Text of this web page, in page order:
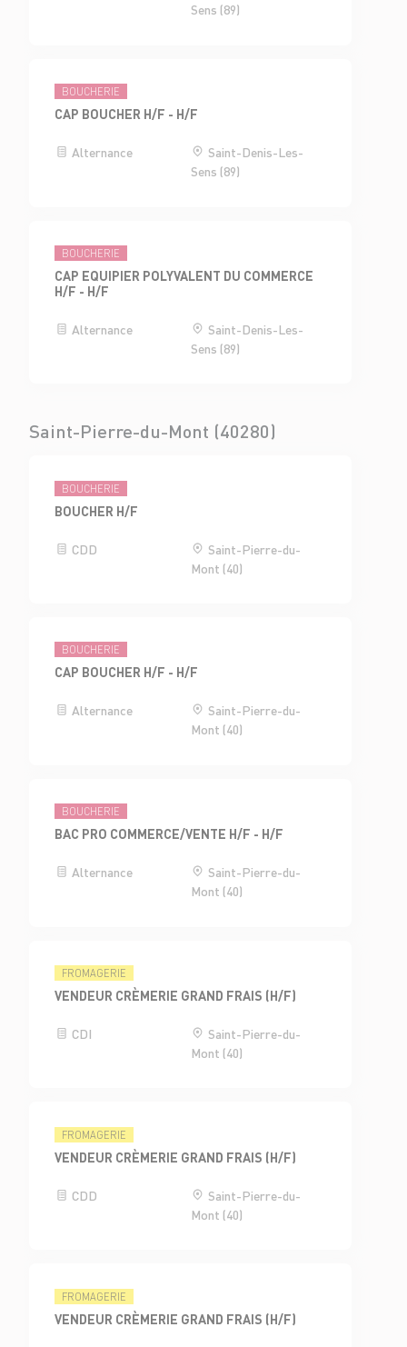
Sens (89)
BOUCHERIE
CAP BOUCHER H/F - H/F
Alternance
Saint-Denis-Les-
Sens (89)
BOUCHERIE
CAP EQUIPIER POLYVALENT DU COMMERCE
H/F - H/F
Alternance
Saint-Denis-Les-
Sens (89)
Saint-Pierre-du-Mont (40280)
BOUCHERIE
BOUCHER H/F
CDD
Saint-Pierre-du-
Mont (40)
BOUCHERIE
CAP BOUCHER H/F - H/F
Alternance
Saint-Pierre-du-
Mont (40)
BOUCHERIE
BAC PRO COMMERCE/VENTE H/F - H/F
Alternance
Saint-Pierre-du-
Mont (40)
FROMAGERIE
VENDEUR CRÈMERIE GRAND FRAIS (H/F)
CDI
Saint-Pierre-du-
Mont (40)
FROMAGERIE
VENDEUR CRÈMERIE GRAND FRAIS (H/F)
CDD
Saint-Pierre-du-
Mont (40)
FROMAGERIE
VENDEUR CRÈMERIE GRAND FRAIS (H/F)